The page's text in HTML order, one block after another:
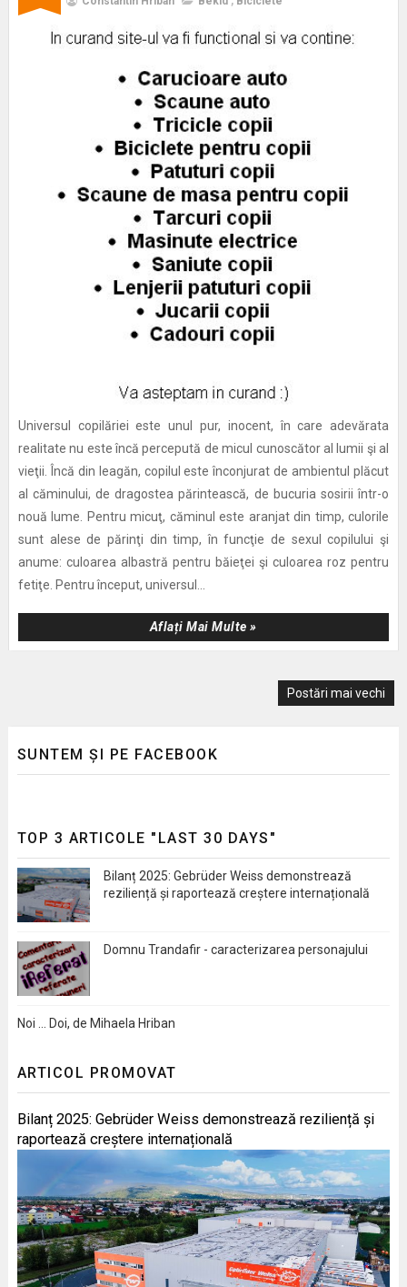
Universul copilăriei este unul pur, inocent, în care adevărata
realitate nu este încă percepută de micul cunoscător al lumii şi al
vieţii. Încă din leagăn, copilul este înconjurat de ambientul plăcut
al căminului, de dragostea părintească, de bucuria sosirii într-o
nouă lume. Pentru micuţ, căminul este aranjat din timp, culorile
sunt alese de părinţi din timp, în funcţie de sexul copilului şi
anume: culoarea albastră pentru băieţei şi culoarea roz pentru
fetiţe. Pentru început, universul...
Aflați Mai Multe »
Postări mai vechi
SUNTEM ȘI PE FACEBOOK
TOP 3 ARTICOLE "LAST 30 DAYS"
Bilanț 2025: Gebrüder Weiss demonstrează
reziliență și raportează creștere internațională
Domnu Trandafir - caracterizarea personajului
Noi … Doi, de Mihaela Hriban
ARTICOL PROMOVAT
Bilanț 2025: Gebrüder Weiss demonstrează reziliență și
raportează creștere internațională